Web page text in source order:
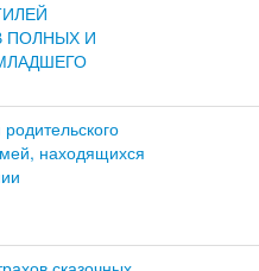
ПОЛНЫХ И
находящихся